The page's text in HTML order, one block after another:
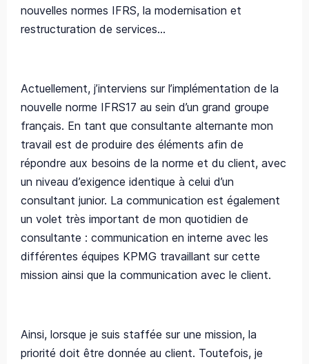
nouvelles normes IFRS, la modernisation et
restructuration de services…
Actuellement, j’interviens sur l’implémentation de la
nouvelle norme IFRS17 au sein d’un grand groupe
français. En tant que consultante alternante mon
travail est de produire des éléments afin de
répondre aux besoins de la norme et du client, avec
un niveau d’exigence identique à celui d’un
consultant junior. La communication est également
un volet très important de mon quotidien de
consultante : communication en interne avec les
différentes équipes KPMG travaillant sur cette
mission ainsi que la communication avec le client.
Ainsi, lorsque je suis staffée sur une mission, la
priorité doit être donnée au client. Toutefois, je